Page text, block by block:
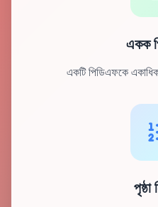
একক
একটি পিডিএফকে
পৃষ্ঠা